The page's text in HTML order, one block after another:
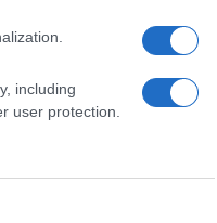
including
user protection.